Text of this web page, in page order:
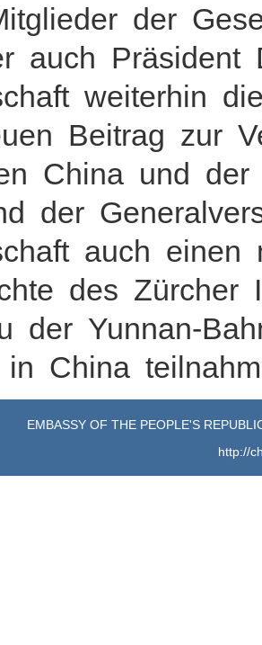
der
auch
weiterhin
Beitrag zur
China und
der
auch
des
der Yunnan-
in China
EMBASSY OF THE PEOPLE'S
http://